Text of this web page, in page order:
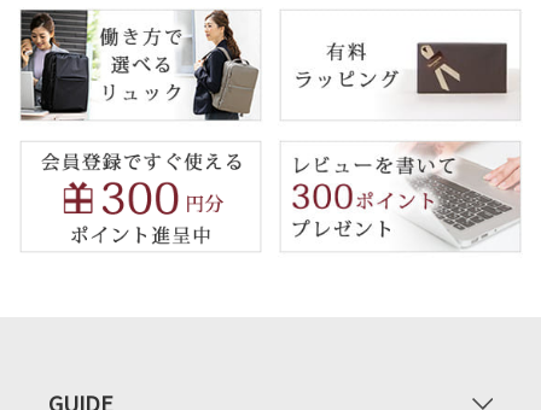
GUIDE